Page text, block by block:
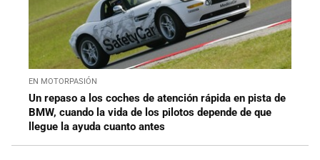
EN MOTORPASIÓN
Un repaso a los coches de atención rápida en pista de
BMW, cuando la vida de los pilotos depende de que
llegue la ayuda cuanto antes